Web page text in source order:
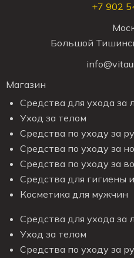
+7 902
Большой
Магазин
Средства для ухода за
Уход за телом
Средства по уходу за
Средства по уходу за
Средства по уходу за
Средства для гигиены
Косметика для мужчин
Средства для ухода за
Уход за телом
Средства по уходу за